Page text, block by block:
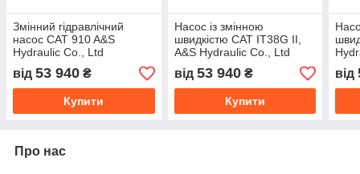
Змінний гідравлічний
насос CAT 910 A&S
Hydraulic Co., Ltd
від 53 940 ₴
Купити
Насос із змінною
швидкістю CAT IT38G II,
A&S Hydraulic Co., Ltd
від 53 940₴
Купити
від
Про нас